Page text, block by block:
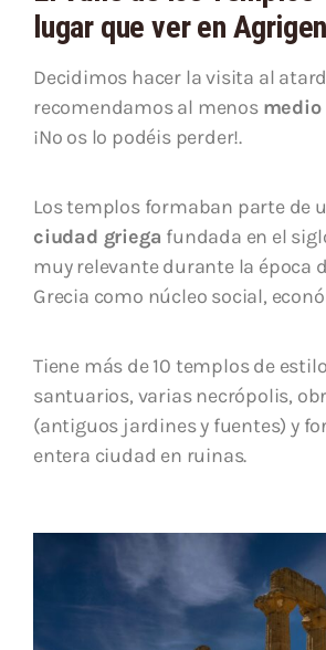
lugar que ver en
Decidimos hacer la visita al
recomendamos al menos medio
¡No os lo podéis perder!.
Los templos formaban parte de
ciudad griega fundada en el
muy relevante durante la época
Grecia como núcleo social,
Tiene más de 10 templos de
santuarios, varias necrópolis,
(antiguos jardines y fuentes) y
entera ciudad en ruinas.